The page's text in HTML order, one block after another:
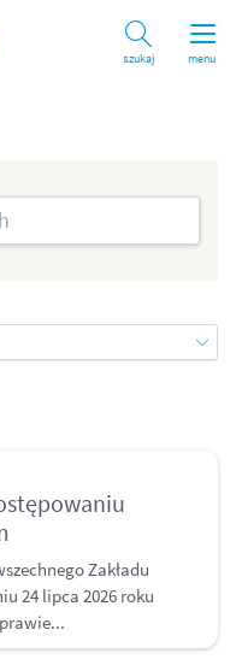
menu
Szukaj
Zakładu
24 lipca 2026 roku